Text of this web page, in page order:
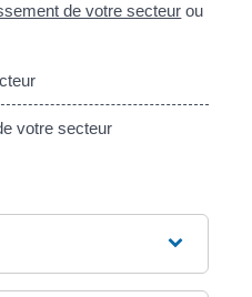
de votre secteur ou
votre secteur